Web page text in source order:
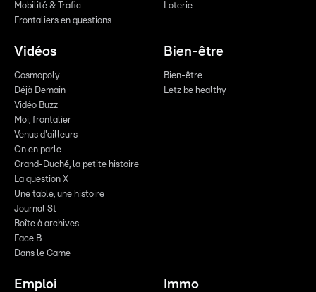
Mobilité & Trafic
Frontaliers en questions
Loterie
Vidéos
Cosmopoly
Déjà Demain
Vidéo Buzz
Moi, frontalier
Venus d'ailleurs
On en parle
Grand-Duché, la petite histoire
La question X
Une table, une histoire
Journal St
Boîte à archives
Face B
Dans le Game
Bien-être
Bien-être
Letz be healthy
Emploi Immo